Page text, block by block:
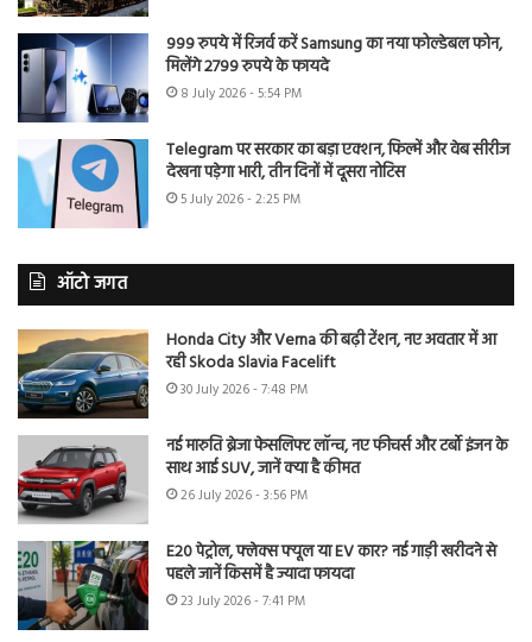
999 रुपये में रिजर्व करें Samsung का नया फोल्डेबल फोन,
मिलेंगे 2799 रुपये के फायदे
8 July 2026 - 5:54 PM
Telegram पर सरकार का बड़ा एक्शन, फिल्में और वेब सीरीज
देखना पड़ेगा भारी, तीन दिनों में दूसरा नोटिस
5 July 2026 - 2:25 PM
ऑटो जगत
Honda City और Verna की बढ़ी टेंशन, नए अवतार में आ
रही Skoda Slavia Facelift
30 July 2026 - 7:48 PM
नई मारुति ब्रेजा फेसलिफ्ट लॉन्च, नए फीचर्स और टर्बो इंजन के
साथ आई SUV, जानें क्या है कीमत
26 July 2026 - 3:56 PM
E20 पेट्रोल, फ्लेक्स फ्यूल या EV कार? नई गाड़ी खरीदने से
पहले जानें किसमें है ज्यादा फायदा
23 July 2026 - 7:41 PM